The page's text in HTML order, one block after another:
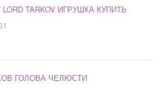
LORD TARKOV ИГРУШКА КУПИТЬ
ГОЛОВА ЧЕЛЮСТИ